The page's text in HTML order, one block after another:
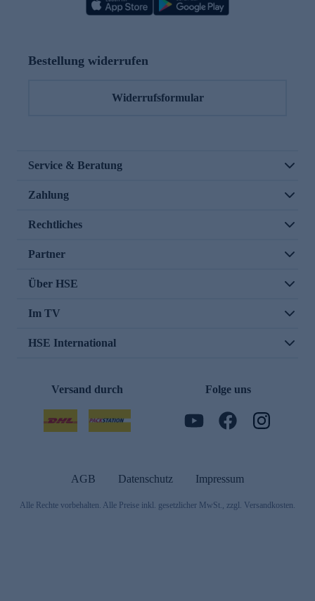
Bestellung widerrufen
Widerrufsformular
Service & Beratung
Zahlung
Rechtliches
Partner
Über HSE
Im TV
HSE International
Versand durch Folge uns
AGB Datenschutz Impressum
Alle Rechte vorbehalten. Alle Preise inkl. gesetzlicher MwSt., zzgl. Versandkosten.